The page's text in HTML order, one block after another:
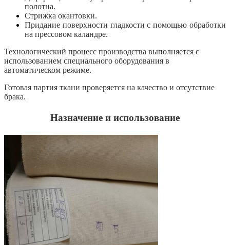
полотна.
Стрижка окантовки.
Придание поверхности гладкости с помощью обработки
на прессовом каландре.
Технологический процесс производства выполняется с
использованием специального оборудования в
автоматическом режиме.
Готовая партия ткани проверяется на качество и отсутствие
брака.
Назначение и использование